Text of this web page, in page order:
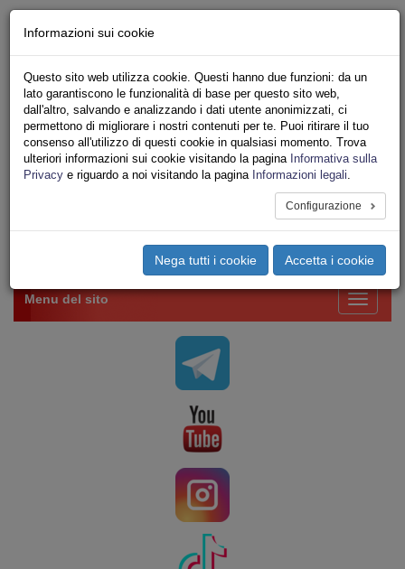
Iscriviti Online
Ricerca
Area Stampa
Privacy
VV.F.
UNIONE SINDACALE DI BASE SETTORE VIGILI
Toggle
Menu del sito
Informazioni sui cookie
Questo sito web utilizza cookie. Questi hanno due funzioni: da un
lato garantiscono le funzionalità di base per questo sito web,
dall'altro, salvando e analizzando i dati utente anonimizzati, ci
permettono di migliorare i nostri contenuti per te. Puoi ritirare il tuo
consenso all'utilizzo di questi cookie in qualsiasi momento. Trova
ulteriori informazioni sui cookie visitando la pagina Informativa sulla
Privacy e riguardo a noi visitando la pagina Informazioni legali.
Configurazione
Nega tutti i cookie Accetta i cookie